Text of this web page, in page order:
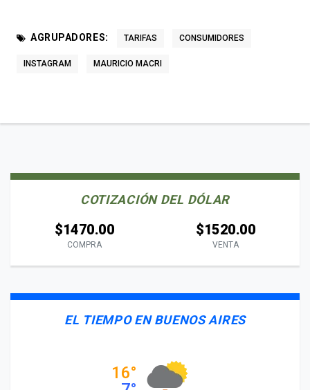
AGRUPADORES: TARIFAS CONSUMIDORES
INSTAGRAM MAURICIO MACRI
COTIZACIÓN DEL DÓLAR
$1470.00
COMPRA
$1520.00
VENTA
EL TIEMPO EN BUENOS AIRES